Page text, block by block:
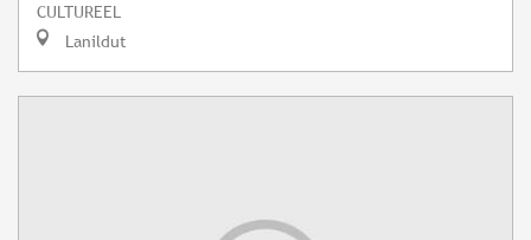
CULTUREEL
Lanildut